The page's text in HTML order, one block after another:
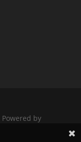
by